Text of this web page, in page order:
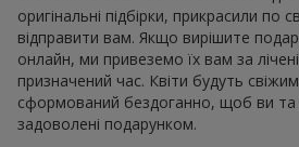
оригінальні підбірки, прикрасили по
відправити вам. Якщо вирішите
онлайн, ми привеземо їх вам за
призначений час. Квіти будуть
сформований бездоганно, щоб ви
задоволені подарунком.